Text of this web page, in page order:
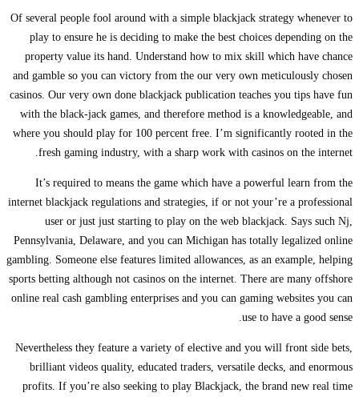
Of several people fool around with a simple blackjack strategy whenever to
play to ensure he is deciding to make the best choices depending on the
property value its hand. Understand how to mix skill which have chance
and gamble so you can victory from the our very own meticulously chosen
casinos. Our very own done blackjack publication teaches you tips have fun
with the black-jack games, and therefore method is a knowledgeable, and
where you should play for 100 percent free. I’m significantly rooted in the
fresh gaming industry, with a sharp work with casinos on the internet.
It’s required to means the game which have a powerful learn from the
internet blackjack regulations and strategies, if or not your’re a professional
user or just just starting to play on the web blackjack. Says such Nj,
Pennsylvania, Delaware, and you can Michigan has totally legalized online
gambling. Someone else features limited allowances, as an example, helping
sports betting although not casinos on the internet. There are many offshore
online real cash gambling enterprises and you can gaming websites you can
use to have a good sense.
Nevertheless they feature a variety of elective and you will front side bets,
brilliant videos quality, educated traders, versatile decks, and enormous
profits. If you’re also seeking to play Blackjack, the brand new real time